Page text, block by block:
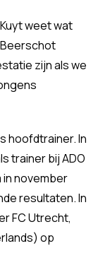
weet wat
zijn als we
hoofdtrainer. In
trainer bij ADO
in november
resultaten. In
FC Utrecht,
op